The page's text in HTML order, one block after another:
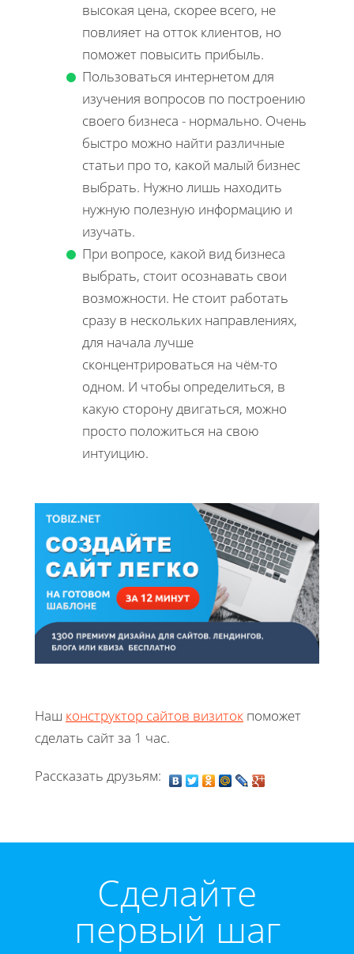
высокая цена, скорее всего, не
повлияет на отток клиентов, но
поможет повысить прибыль.
Пользоваться интернетом для
изучения вопросов по построению
своего бизнеса - нормально. Очень
быстро можно найти различные
статьи про то, какой малый бизнес
выбрать. Нужно лишь находить
нужную полезную информацию и
изучать.
При вопросе, какой вид бизнеса
выбрать, стоит осознавать свои
возможности. Не стоит работать
сразу в нескольких направлениях,
для начала лучше
сконцентрироваться на чём-то
одном. И чтобы определиться, в
какую сторону двигаться, можно
просто положиться на свою
интуицию.
Наш конструктор сайтов визиток поможет
сделать сайт за 1 час.
Рассказать друзьям:
Cделайте
первый шаг